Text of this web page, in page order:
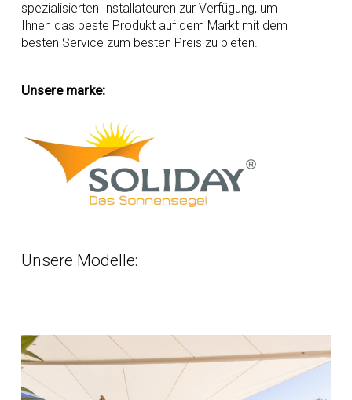
spezialisierten Installateuren zur Verfügung, um
Ihnen das beste Produkt auf dem Markt mit dem
besten Service zum besten Preis zu bieten.
Unsere marke:
Unsere Modelle:
Play Video